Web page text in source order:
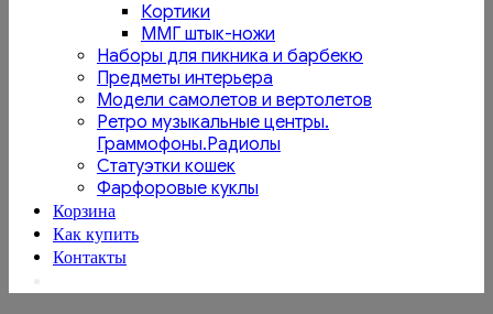
Кортики
ММГ штык-ножи
Наборы для пикника и барбекю
Предметы интерьера
Модели самолетов и вертолетов
Ретро музыкальные центры.
Граммофоны.Радиолы
Статуэтки кошек
Фарфоровые куклы
Корзина
Как купить
Контакты